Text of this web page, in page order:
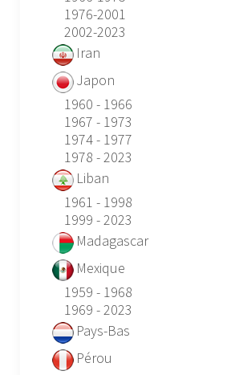
1976-2001
2002-2023
Iran
Japon
1960 - 1966
1967 - 1973
1974 - 1977
1978 - 2023
Liban
1961 - 1998
1999 - 2023
Madagascar
Mexique
1959 - 1968
1969 - 2023
Pays-Bas
Pérou